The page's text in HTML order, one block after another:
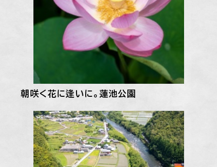
朝咲く花に逢いに。蓮池公園